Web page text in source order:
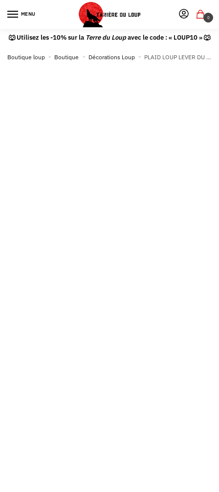
MENU
0
🐺 Utilisez les -10% sur la Terre du Loupavec le code : « LOUP10 » 🐺
Boutique loup » Boutique » Décorations Loup » PLAID LOUP LEVER DU SOLEIL